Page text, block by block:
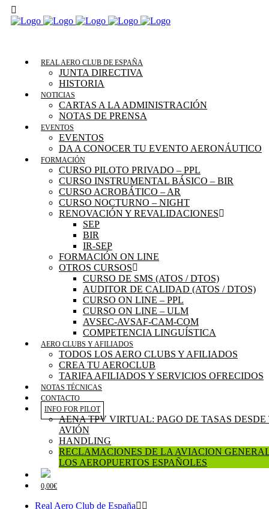
REAL AERO CLUB DE ESPAÑA
JUNTA DIRECTIVA
HISTORIA
NOTICIAS
CARTAS A LA ADMINISTRACIÓN
NOTAS DE PRENSA
EVENTOS
EVENTOS
DA A CONOCER TU EVENTO AERONÁUTICO
FORMACIÓN
CURSO PILOTO PRIVADO – PPL
CURSO INSTRUMENTAL BÁSICO – BIR
CURSO ACROBÁTICO – AR
CURSO NOCTURNO – NIGHT
RENOVACIÓN Y REVALIDACIONES
SEP
BIR
IR-SEP
FORMACIÓN ON LINE
OTROS CURSOS
CURSO DE SMS (ATOS / DTOS)
AUDITOR DE CALIDAD (ATOS / DTOS)
CURSO ON LINE – PPL
CURSO ON LINE – ULM
AVSEC-AVSAF-CAM-COM
COMPETENCIA LINGUÍSTICA
AERO CLUBS Y AFILIADOS
TODOS LOS AERO CLUBS Y AFILIADOS
CREA TU AEROCLUB
TARIFA AFILIADOS Y SERVICIOS OFRECIDOS
NOTAS TÉCNICAS
CONTACTO
INFO FOR PILOT
AENA TPV VIRTUAL: PAGO DE TASAS DESDE
AVIÓN
HANDLING
RECLAMACIONES DE LA AVIACION
LOS AEROPUERTOS ESPAÑOLES
0,00€
Real Aero Club de España